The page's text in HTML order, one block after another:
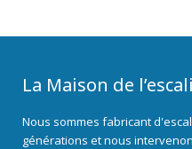
La Maison de
Nous sommes fabricant
générations et nous